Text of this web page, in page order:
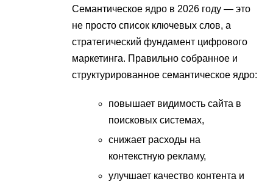
Семантическое ядро в 2026 году — это
не просто список ключевых слов, а
стратегический фундамент цифрового
маркетинга. Правильно собранное и
структурированное семантическое ядро:
повышает видимость сайта в
поисковых системах,
снижает расходы на
контекстную рекламу,
улучшает качество контента и